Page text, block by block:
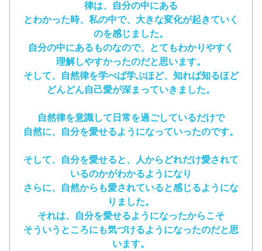
律は、自分の中にある
とわかった時、私の中で、大きな変化が起きていく
のを感じました。
自分の中にあるものなので、とてもわかりやすく
理解しやすかったのだと思います。
そして、自然律を学べば学ぶほど、知れば知るほど
どんどん自己愛が深まっていきました。
自然律を意識して日常を過ごしているだけで
自然に、自分を愛せるようになっていったのです。
そして、自分を愛せると、人からどれだけ愛されて
いるのかがわかるようになり
さらに、自然からも愛されていると感じるようにな
りました。
それは、自分を愛せるようになったからこそ
そういうところにも気づけるようになったのだと思
います。